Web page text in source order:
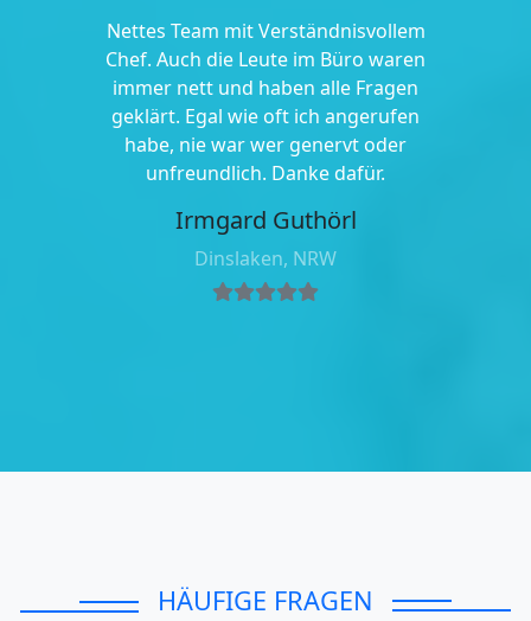
Nettes Team mit Verständnisvollem
Chef. Auch die Leute im Büro waren
immer nett und haben alle Fragen
geklärt. Egal wie oft ich angerufen
habe, nie war wer genervt oder
unfreundlich. Danke dafür.
Irmgard Guthörl
Dinslaken, NRW
HÄUFIGE FRAGEN